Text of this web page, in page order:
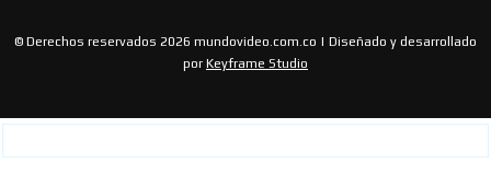
© Derechos reservados 2026 mundovideo.com.co | Diseñado y desarrollado
por Keyframe Studio